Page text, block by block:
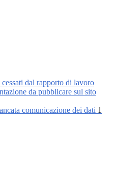
dal rapporto di lavoro
da pubblicare sul sito
comunicazione dei dati 1